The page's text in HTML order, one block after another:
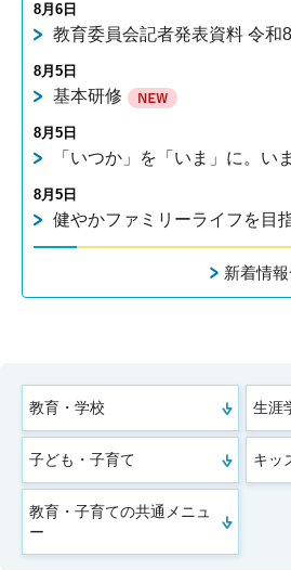
8月6日
教育委員会記者発表資料 令和
8月5日
基本研修
8月5日
「いつか」を「いま」に。い
8月5日
健やかファミリーライフを目
新着情
教育・学校 生涯
子ども・子育て キッ
教育・子育ての共通メニュ
ー